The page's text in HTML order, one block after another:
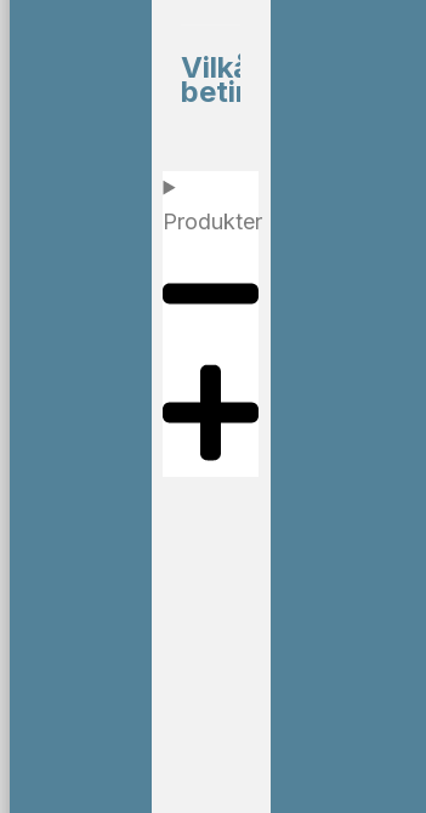
Vilkår og
betingelser
Produkter